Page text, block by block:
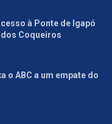
à Ponte de Igapó
Coqueiros
o ABC a um empate do